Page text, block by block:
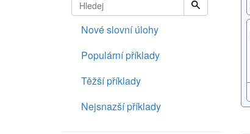
Nové slovní úlohy
Populární příklady
Těžší příklady
Nejsnazší příklady